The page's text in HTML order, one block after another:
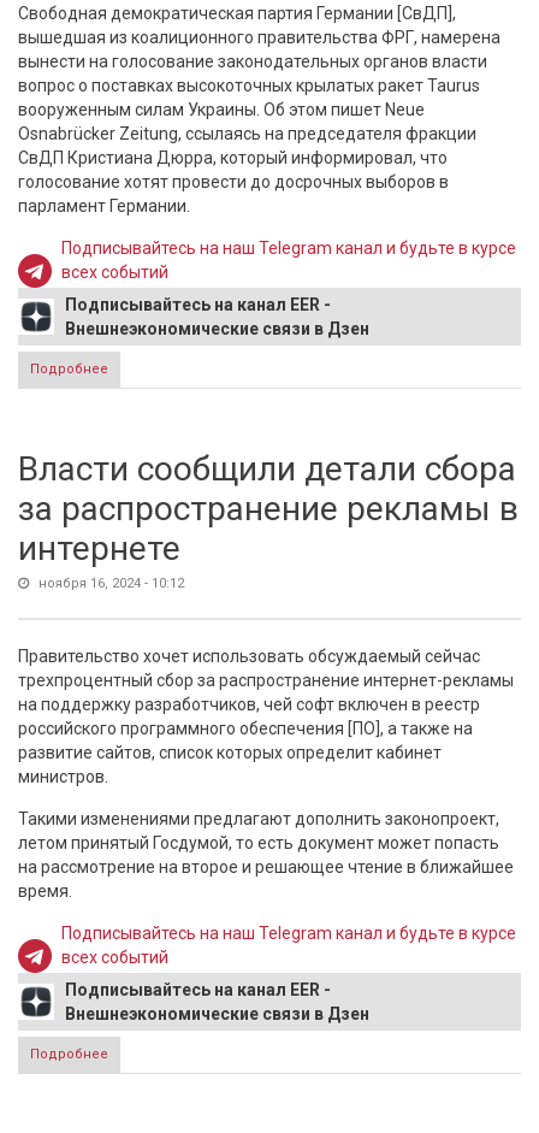
Свободная демократическая партия Германии [СвДП],
вышедшая из коалиционного правительства ФРГ, намерена
вынести на голосование законодательных органов власти
вопрос о поставках высокоточных крылатых ракет Taurus
вооруженным силам Украины. Об этом пишет Neue
Osnabrücker Zeitung, ссылаясь на председателя фракции
СвДП Кристиана Дюрра, который информировал, что
голосование хотят провести до досрочных выборов в
парламент Германии.
Подписывайтесь на наш Telegram канал и будьте в курсе
всех событий
Подписывайтесь на канал EER -
Внешнеэкономические связи в Дзен
Подробнее
передачи Киеву ракет Taurus
Власти сообщили детали сбора
за распространение рекламы в
интернете
ноября 16, 2024 - 10:12
Правительство хочет использовать обсуждаемый сейчас
трехпроцентный сбор за распространение интернет-рекламы
на поддержку разработчиков, чей софт включен в реестр
российского программного обеспечения [ПО], а также на
развитие сайтов, список которых определит кабинет
министров.
Такими изменениями предлагают дополнить законопроект,
летом принятый Госдумой, то есть документ может попасть
на рассмотрение на второе и решающее чтение в ближайшее
время.
Подписывайтесь на наш Telegram канал и будьте в курсе
всех событий
Подписывайтесь на канал EER -
Внешнеэкономические связи в Дзен
Подробнее
рекламы в интернете